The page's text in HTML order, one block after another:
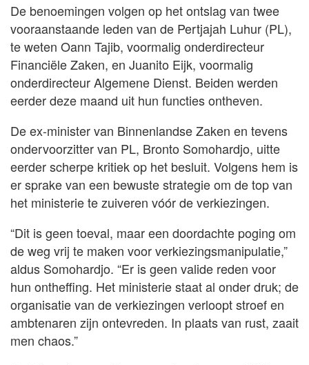
De benoemingen volgen op het ontslag van twee
vooraanstaande leden van de Pertjajah Luhur (PL),
te weten Oann Tajib, voormalig onderdirecteur
Financiële Zaken, en Juanito Eijk, voormalig
onderdirecteur Algemene Dienst. Beiden werden
eerder deze maand uit hun functies ontheven.
De ex-minister van Binnenlandse Zaken en tevens
ondervoorzitter van PL, Bronto Somohardjo, uitte
eerder scherpe kritiek op het besluit. Volgens hem is
er sprake van een bewuste strategie om de top van
het ministerie te zuiveren vóór de verkiezingen.
“Dit is geen toeval, maar een doordachte poging om
de weg vrij te maken voor verkiezingsmanipulatie,”
aldus Somohardjo. “Er is geen valide reden voor
hun ontheffing. Het ministerie staat al onder druk; de
organisatie van de verkiezingen verloopt stroef en
ambtenaren zijn ontevreden. In plaats van rust, zaait
men chaos.”